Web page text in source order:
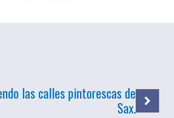
las calles pintorescas de
Sax.